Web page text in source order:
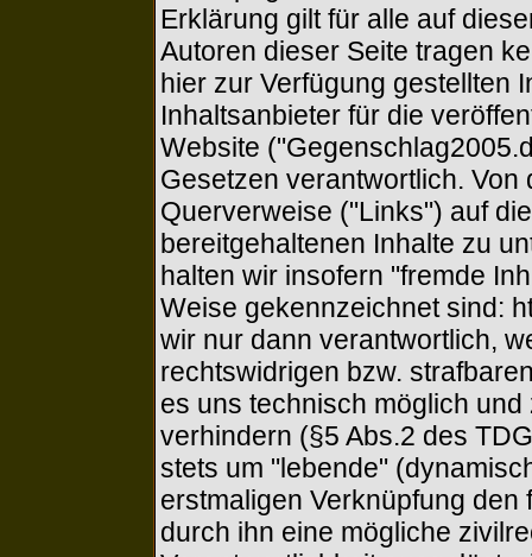
Erklärung gilt für alle auf
Autoren dieser Seite tragen
hier zur Verfügung gestellten
Inhaltsanbieter für die
Website
Gesetzen verantwortlich.
Querverweise ("Links") auf
bereitgehaltenen Inhalte zu
halten wir insofern "fremde
Weise gekennzeichnet sind:
wir nur dann verantwortlich,
rechtswidrigen bzw.
es uns technisch möglich
verhindern (§5 Abs.2 des
stets um "lebende"
erstmaligen Verknüpfung
durch ihn eine mögliche